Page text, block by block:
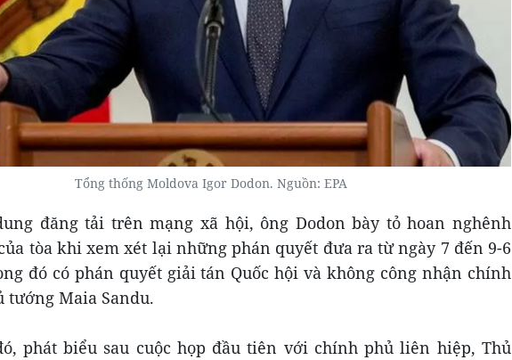
Tổng thống Moldova Igor Dodon. Nguồn: EPA
đăng tải trên mạng xã hội, ông Dodon bày tỏ hoan nghênh
tòa khi xem xét lại những phán quyết đưa ra từ ngày 7 đến 9-6
đó có phán quyết giải tán Quốc hội và không công nhận chính
tướng Maia Sandu.
phát biểu sau cuộc họp đầu tiên với chính phủ liên hiệp, Thủ